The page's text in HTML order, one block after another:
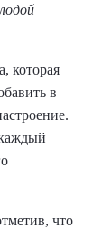
которая
в
что